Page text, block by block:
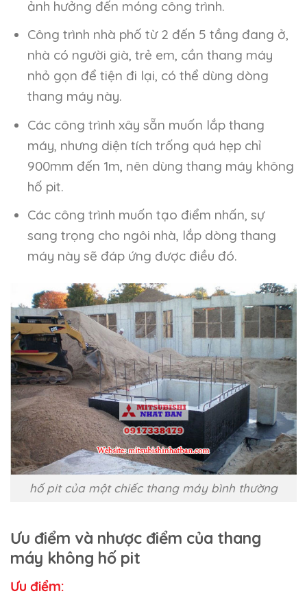
ảnh hưởng đến móng công trình.
Công trình nhà phố từ 2 đến 5 tầng đang ở,
nhà có người già, trẻ em, cần thang máy
nhỏ gọn để tiện đi lại, có thể dùng dòng
thang máy này.
Các công trình xây sẵn muốn lắp thang
máy, nhưng diện tích trống quá hẹp chỉ
900mm đến 1m, nên dùng thang máy không
hố pit.
Các công trình muốn tạo điểm nhấn, sự
sang trọng cho ngôi nhà, lắp dòng thang
máy này sẽ đáp ứng được điều đó.
hố pit của một chiếc thang máy bình thường
Ưu điểm và nhược điểm của thang
máy không hố pit
Ưu điểm: